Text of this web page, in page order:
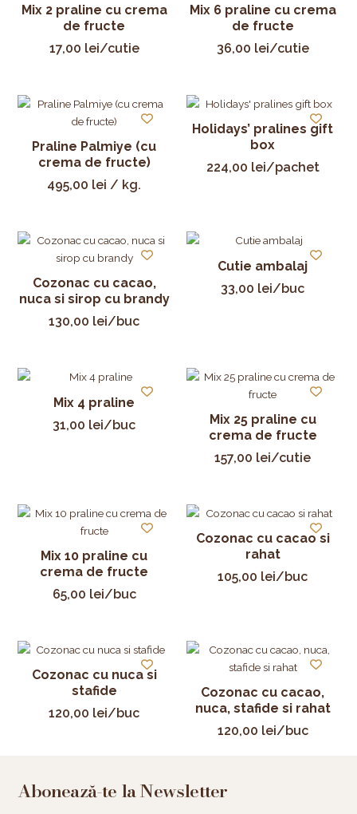
Mix 2 praline cu crema
de fructe
17,00 lei/cutie
Mix 6 praline cu crema
de fructe
36,00 lei/cutie
Praline Palmiye (cu
crema de fructe)
495,00 lei / kg.
Holidays’ pralines gift
box
224,00 lei/pachet
Cozonac cu cacao,
nuca si sirop cu brandy
130,00 lei/buc
Cutie ambalaj
33,00 lei/buc
Mix 4 praline
31,00 lei/buc
Mix 25 praline cu
crema de fructe
157,00 lei/cutie
Mix 10 praline cu
crema de fructe
65,00 lei/buc
Cozonac cu cacao si
rahat
105,00 lei/buc
Cozonac cu nuca si
stafide
120,00 lei/buc
Cozonac cu cacao,
nuca, stafide si rahat
120,00 lei/buc
Abonează-te la Newsletter